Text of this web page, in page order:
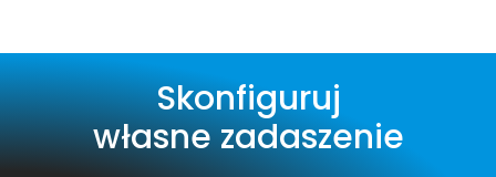
Skonfiguruj
własne zadaszenie